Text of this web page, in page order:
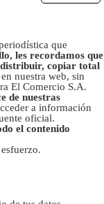
que
les recordamos que
copiar total
nuestra web, sin
El Comercio S.A.
de nuestras
a información
oficial.
el contenido